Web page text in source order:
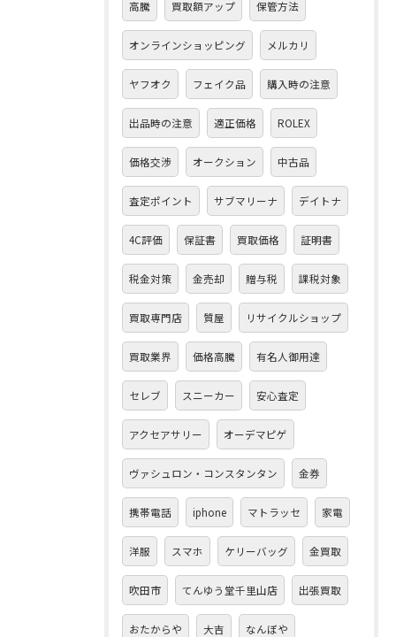
高騰 買取額アップ 保管方法
オンラインショッピング メルカリ
ヤフオク フェイク品 購入時の注意
出品時の注意 適正価格 ROLEX
価格交渉 オークション 中古品
査定ポイント サブマリーナ デイトナ
4C評価 保証書 買取価格 証明書
税金対策 金売却 贈与税 課税対象
買取専門店 質屋 リサイクルショップ
買取業界 価格高騰 有名人御用達
セレブ スニーカー 安心査定
アクセアサリー オーデマピゲ
ヴァシュロン・コンスタンタン 金券
携帯電話 iphone マトラッセ 家電
洋服 スマホ ケリーバッグ 金買取
吹田市 てんゆう堂千里山店 出張買取
おたからや 大吉 なんぼや